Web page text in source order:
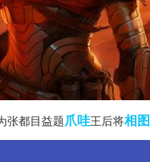
张都目益题爪哇王后将相图